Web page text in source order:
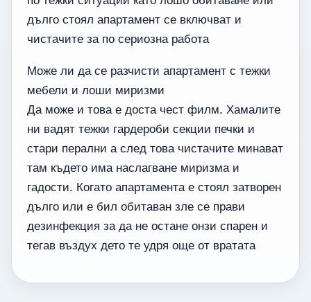
дълго стоял апартамент се включват и
чистачите за по сериозна работа
Може ли да се разчисти апартамент с тежки
мебели и лоши миризми
Да може и това е доста чест филм. Хамалите
ни вадят тежки гардероби секции печки и
стари перални а след това чистачите минават
там където има наслагване миризма и
гадости. Когато апартамента е стоял затворен
дълго или е бил обитаван зле се прави
дезинфекция за да не остане онзи спарен и
тегав въздух дето те удря още от вратата